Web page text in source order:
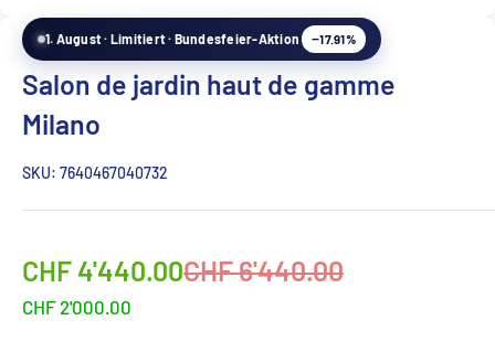
1. August · Limitiert · Bundesfeier-Aktion −17.91%
Salon de jardin haut de gamme
Milano
SKU: 7640467040732
Sonderpreis
CHF 4'440.00Normalpreis
CHF 6'440.00
CHF 2'000.00